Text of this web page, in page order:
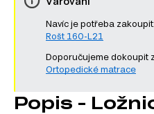
Navíc je potřeba zakoupit:
Rošt 160-L21
Doporučujeme dokoupit
Ortopedické matrace
Popis -